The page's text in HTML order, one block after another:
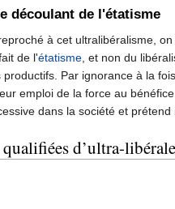
découlant de l'étatisme
à cet ultralibéralisme,
de l'étatisme , et non du
Par ignorance à la
emploi de la force au
dans la société et prétend
d’ultra-